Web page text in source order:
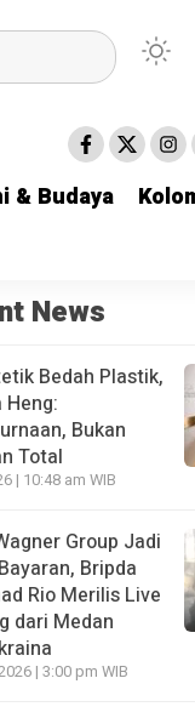
& Budaya
& Budaya
News
Bedah Plastik,
Heng:
Bukan
Total
| 10:48 am WIB
Group Jadi
Bripda
Rio Merilis Live
dari Medan
| 3:00 pm WIB